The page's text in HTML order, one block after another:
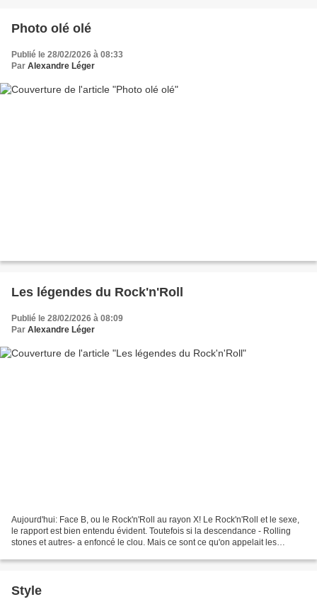
Photo olé olé
Publié le 28/02/2026 à 08:33
Par Alexandre Léger
Les légendes du Rock'n'Roll
Publié le 28/02/2026 à 08:09
Par Alexandre Léger
Aujourd'hui: Face B, ou le Rock'n'Roll au rayon X! Le Rock'n'Roll et le sexe,
le rapport est bien entendu évident. Toutefois si la descendance - Rolling
stones et autres- a enfoncé le clou. Mais ce sont ce qu'on appelait les
Style